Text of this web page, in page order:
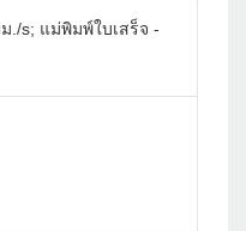
./s; แม่พิมพ์ใบเสร็จ -